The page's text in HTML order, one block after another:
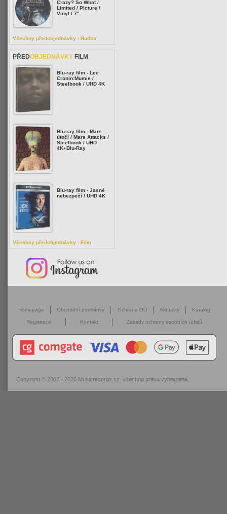
Crazy? So What /
Limited / Picture /
Vinyl / 7"
Všechny předobjednávky - Hudba
PŘEDOBJEDNÁVKY FILM
Blu-ray film - Lee
Cronin:Mumie /
Steelbook / UHD 4K
Blu-ray film - Mars
útočí / Mars Attacks /
Steelbook / UHD
4K+Blu-Ray
Blu-ray film - Jasné
nebezpečí / UHD 4K
Všechny předobjednávky - Film
Homepage Obchodní podmínky Ochrana OÚ Aktuality Katalog
Registrace Kontakt Zásady ochrany osobních údajů
Copyright © 2007 - 2026 Musicrecords.cz , všechna práva vyhrazena.